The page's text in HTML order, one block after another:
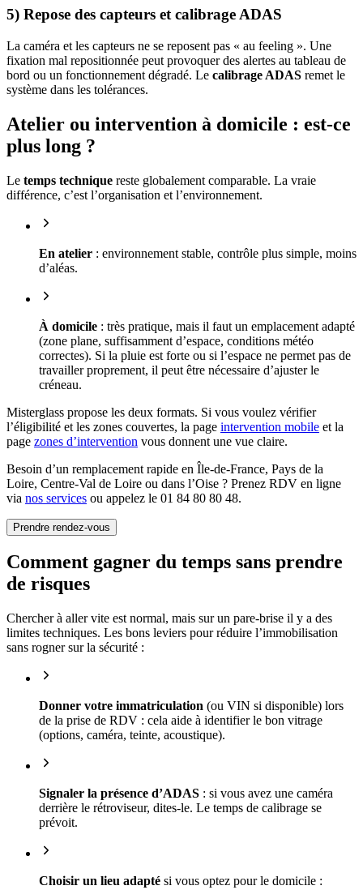
5) Repose des capteurs et calibrage ADAS
La caméra et les capteurs ne se reposent pas « au feeling ». Une
fixation mal repositionnée peut provoquer des alertes au tableau de
bord ou un fonctionnement dégradé. Le calibrage ADAS remet le
système dans les tolérances.
Atelier ou intervention à domicile : est-ce
plus long ?
Le temps technique reste globalement comparable. La vraie
différence, c’est l’organisation et l’environnement.
En atelier : environnement stable, contrôle plus simple, moins
d’aléas.
À domicile : très pratique, mais il faut un emplacement adapté
(zone plane, suffisamment d’espace, conditions météo
correctes). Si la pluie est forte ou si l’espace ne permet pas de
travailler proprement, il peut être nécessaire d’ajuster le
créneau.
Misterglass propose les deux formats. Si vous voulez vérifier
l’éligibilité et les zones couvertes, la page intervention mobile et la
page zones d’intervention vous donnent une vue claire.
Besoin d’un remplacement rapide en Île-de-France, Pays de la
Loire, Centre-Val de Loire ou dans l’Oise ? Prenez RDV en ligne
via nos services ou appelez le 01 84 80 80 48.
Prendre rendez-vous
Comment gagner du temps sans prendre
de risques
Chercher à aller vite est normal, mais sur un pare-brise il y a des
limites techniques. Les bons leviers pour réduire l’immobilisation
sans rogner sur la sécurité :
Donner votre immatriculation (ou VIN si disponible) lors
de la prise de RDV : cela aide à identifier le bon vitrage
(options, caméra, teinte, acoustique).
Signaler la présence d’ADAS : si vous avez une caméra
derrière le rétroviseur, dites-le. Le temps de calibrage se
prévoit.
Choisir un lieu adapté si vous optez pour le domicile :